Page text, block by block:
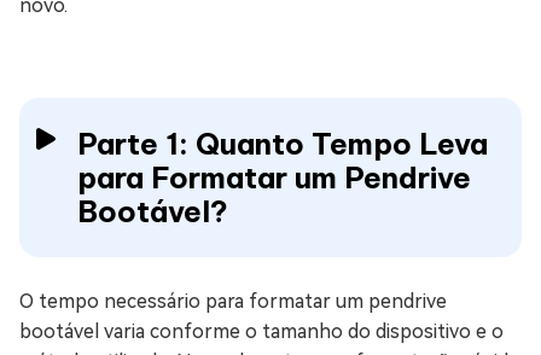
novo.
Parte 1: Quanto Tempo Leva
para Formatar um Pendrive
Bootável?
O tempo necessário para formatar um pendrive
bootável varia conforme o tamanho do dispositivo e o